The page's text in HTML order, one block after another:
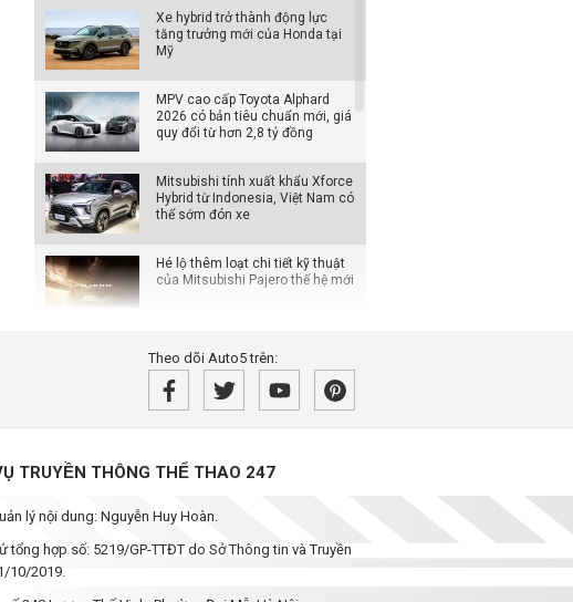
Xe hybrid trở thành động lực
tăng trưởng mới của Honda tại
Mỹ
MPV cao cấp Toyota Alphard
2026 có bản tiêu chuẩn mới, giá
quy đổi từ hơn 2,8 tỷ đồng
Mitsubishi tính xuất khẩu Xforce
Hybrid từ Indonesia, Việt Nam có
thể sớm đón xe
Hé lộ thêm loạt chi tiết kỹ thuật
của Mitsubishi Pajero thế hệ mới
tháng 7 tại Mỹ, Elantra bất ngờ
tăng trưởng mạnh
Lexus ES đời mới cập bến Đông
khoảng 560 km, chờ ngày về
Việt Nam
Honda công bố loạt ưu đãi trong
đồng, bảo hành 10 năm
Theo dõi Auto5 trên:
TRUYỀN THÔNG THỂ THAO 247
lý nội dung: Nguyễn Huy Hoàn.
tổng hợp số: 5219/GP-TTĐT do Sở Thông tin và Truyền
10/2019.